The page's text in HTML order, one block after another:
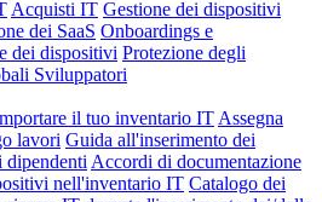
Acquisti IT Gestione dei dispositivi
dei SaaS Onboardings e
dei dispositivi Protezione degli
Sviluppatori
il tuo inventario IT Assegna
lavori Guida all'inserimento dei
Accordi di documentazione
nell'inventario IT Catalogo dei